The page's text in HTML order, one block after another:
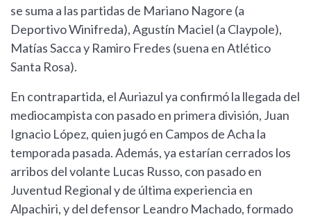
se suma a las partidas de Mariano Nagore (a
Deportivo Winifreda), Agustín Maciel (a Claypole),
Matías Sacca y Ramiro Fredes (suena en Atlético
Santa Rosa).
En contrapartida, el Auriazul ya confirmó la llegada del
mediocampista con pasado en primera división, Juan
Ignacio López, quien jugó en Campos de Acha la
temporada pasada. Además, ya estarían cerrados los
arribos del volante Lucas Russo, con pasado en
Juventud Regional y de última experiencia en
Alpachiri, y del defensor Leandro Machado, formado